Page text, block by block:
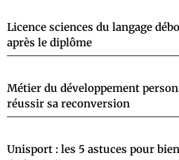
Licence sciences du langage
après le diplôme
Métier du développement
réussir sa reconversion
Unisport : les 5 astuces pour